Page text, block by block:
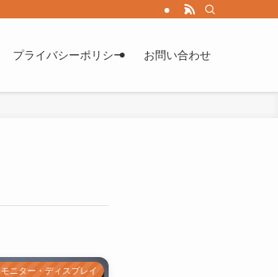
プライバシーポリシー お問い合わせ
モニター・ディスプレイ